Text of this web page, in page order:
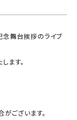
舞台挨拶のライブ
ます。
ございます。